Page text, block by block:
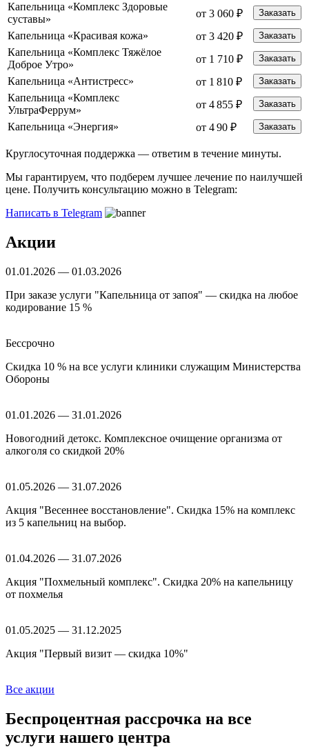
Капельница «Комплекс Здоровые
суставы»
от 3 060 ₽ Заказать
Капельница «Красивая кожа» от 3 420 ₽ Заказать
Капельница «Комплекс Тяжёлое
Доброе Утро»
от 1 710 ₽ Заказать
Капельница «Антистресс» от 1 810 ₽ Заказать
Капельница «Комплекс
УльтраФеррум»
от 4 855 ₽ Заказать
Капельница «Энергия» от 4 90 ₽ Заказать
Круглосуточная поддержка — ответим в течение минуты.
Мы гарантируем, что подберем лучшее лечение по наилучшей
цене. Получить консультацию можно в Telegram:
Написать в Telegram
Акции
01.01.2026 — 01.03.2026
При заказе услуги "Капельница от запоя" — скидка на любое
кодирование 15 %
Бессрочно
Скидка 10 % на все услуги клиники служащим Министерства
Обороны
01.01.2026 — 31.01.2026
Новогодний детокс. Комплексное очищение организма от
алкоголя со скидкой 20%
01.05.2026 — 31.07.2026
Акция "Весеннее восстановление". Скидка 15% на комплекс
из 5 капельниц на выбор.
01.04.2026 — 31.07.2026
Акция "Похмельный комплекс". Скидка 20% на капельницу
от похмелья
01.05.2025 — 31.12.2025
Акция "Первый визит — скидка 10%"
Все акции
Беспроцентная рассрочка на все
услуги нашего центра